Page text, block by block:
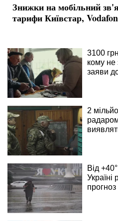
Знижки на мобільний
тарифи Київстар,
3100
кому не
заяви
2
Від
Україні